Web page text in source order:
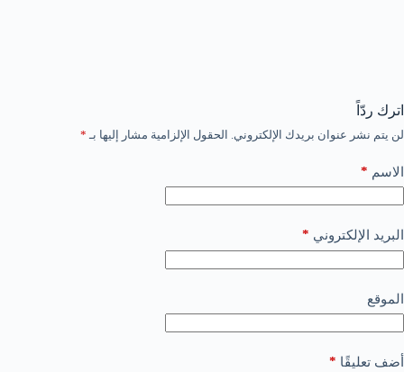
اترك ردّاً
لن يتم نشر عنوان بريدك الإلكتروني. الحقول الإلزامية مشار إليها بـ *
الاسم *
البريد الإلكتروني *
الموقع
أضف تعليقًا *